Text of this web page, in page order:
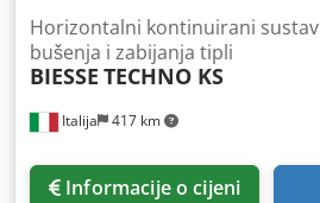
Italija 417 km
Horizontalni kontinuirani sustav
bušenja i zabijanja tipli
BIESSE TECHNO KS
Informacije o cijeni